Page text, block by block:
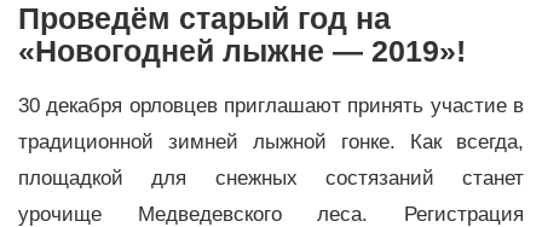
Проведём старый год на
«Новогодней лыжне — 2019»!
30 декабря орловцев приглашают принять участие в
традиционной зимней лыжной гонке. Как всегда,
площадкой для снежных состязаний станет
урочище Медведевского леса. Регистрация